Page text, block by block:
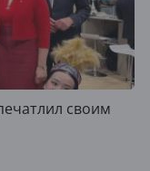
своим